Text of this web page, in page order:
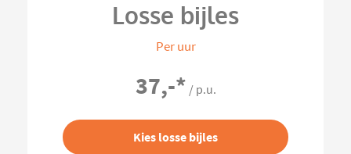
Losse bijles
Per uur
37,-* / p.u.
Kies losse bijles